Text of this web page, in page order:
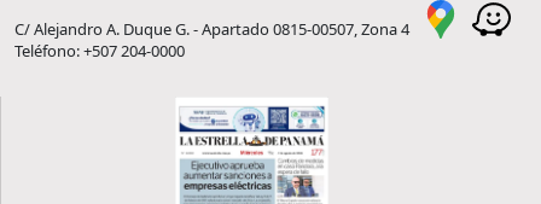
C/ Alejandro A. Duque G. - Apartado 0815-00507, Zona 4
Teléfono: +507 204-0000